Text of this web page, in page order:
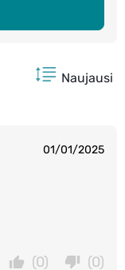
Naujausi
01/01/2025
(0)
(0)